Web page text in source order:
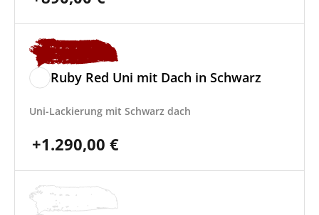
Ruby Red Uni mit Dach in Schwarz
Uni-Lackierung mit Schwarz dach
+1.290,00 €